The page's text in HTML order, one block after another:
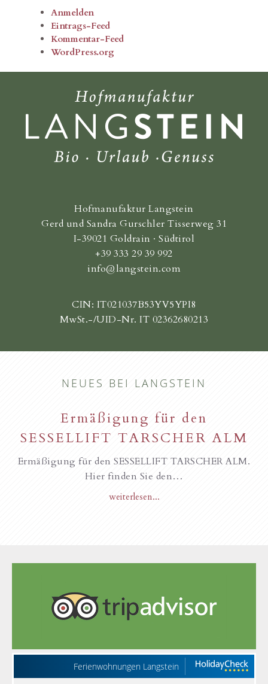
Anmelden
Eintrags-Feed
Kommentar-Feed
WordPress.org
Hofmanufaktur Langstein
Gerd und Sandra Gurschler Tisserweg 31
I-39021 Goldrain · Südtirol
+39 333 29 39 992
info@langstein.com
CIN: IT021037B53YV5YPI8
MwSt.-/UID-Nr. IT 02362680213
NEUES BEI LANGSTEIN
Ermäßigung für den
SESSELLIFT TARSCHER ALM
Ermäßigung für den SESSELLIFT TARSCHER ALM.
Hier finden Sie den…
weiterlesen...
Ferienwohnungen Langstein